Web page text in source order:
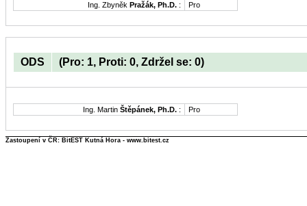
Ing. Zbyněk Pražák, Ph.D. : Pro
ODS (Pro: 1, Proti: 0, Zdržel se: 0)
Ing. Martin Štěpánek, Ph.D. : Pro
Zastoupení v ČR: BitEST Kutná Hora - www.bitest.cz